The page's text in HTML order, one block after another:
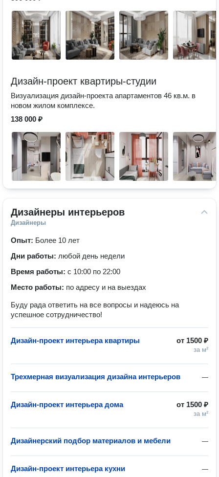
Дизайн-проект квартиры-студии
Визуализация дизайн-проекта апартаментов 46 кв.м. в
новом жилом комплексе.
138 000 ₽
Дизайнеры интерьеров
Дизайнеры
Опыт: Более 10 лет
Дни работы: любой день недели
Время работы: с 10:00 по 22:00
Место работы: по адресу и на выездах
Буду рада ответить на все вопросы и надеюсь на
успешное сотрудничество!
от 1500 ₽
за м²
Дизайн-проект интерьера квартиры
—
Трехмерная визуализация дизайна интерьеров
от 1500 ₽
за м²
Дизайн-проект интерьера дома
—
Дизайнерский подбор материалов и мебели
—
Дизайн-проект интерьера кухни